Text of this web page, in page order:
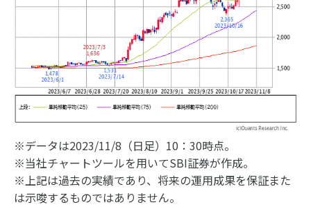
※データは2023/11/8（日足）10：30時点。
※当社チャートツールを用いてSBI証券が作成。
※上記は過去の実績であり、将来の運用成果を保証また
は示唆するものではありません。